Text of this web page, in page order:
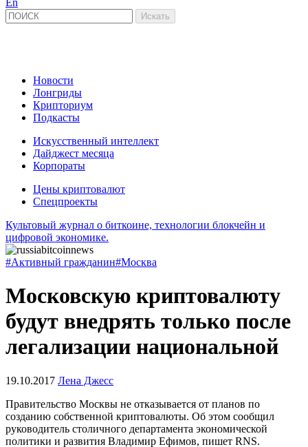
En
Новости
Лонгриды
Крипториум
Подкасты
Искусственный интеллект
Дайджест месяца
Корпораты
Цены криптовалют
Спецпроекты
Культовый журнал о биткоине, технологии блокчейн и
цифровой экономике.
#Активный гражданин#Москва
Московскую криптовалюту
будут внедрять только после
легализации национальной
19.10.2017 Лена Джесс
Правительство Москвы не отказывается от планов по
созданию собственной криптовалюты. Об этом сообщил
руководитель столичного департамента экономической
политики и развития Владимир Ефимов, пишет RNS.